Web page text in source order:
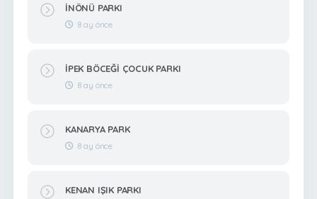
İNÖNÜ PARKI
8 ay önce
İPEK BÖCEĞİ ÇOCUK PARKI
8 ay önce
KANARYA PARK
8 ay önce
KENAN IŞIK PARKI